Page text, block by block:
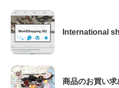
International
商品のお買い